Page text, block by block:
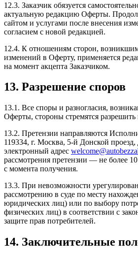
12.3. Заказчик обязуется
актуальную редакцию Оферты.
сайтом и услугами после внесения
согласием с новой редакцией.
12.4. К отношениям сторон,
изменений в Оферту, применяется
на момент акцепта Заказчиком.
13. Разрешение споров
13.1. Все споры и разногласия,
Оферты, стороны стремятся разрешить
13.2. Претензии направляются
119334, г. Москва, 5-й Донской проезд,
электронный адрес
рассмотрения претензии — не более
с момента получения.
13.3. При невозможности
рассмотрению в суде по месту
юридических лиц) или по выбору
физических лиц) в соответствии с
защите прав потребителей.
14. Заключительные